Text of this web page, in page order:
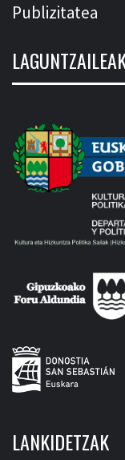
Publizitatea
LANKIDETZAK